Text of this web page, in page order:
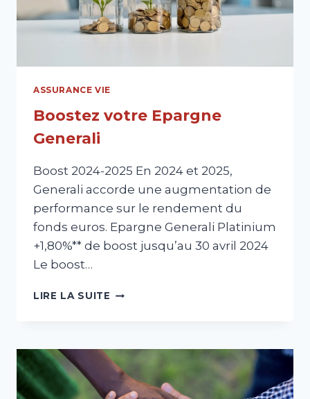
ASSURANCE VIE
Boostez votre Epargne
Generali
Boost 2024-2025 En 2024 et 2025,
Generali accorde une augmentation de
performance sur le rendement du
fonds euros. Epargne Generali Platinium
+1,80%** de boost jusqu’au 30 avril 2024
Le boost…
LIRE LA SUITE BOOSTEZ